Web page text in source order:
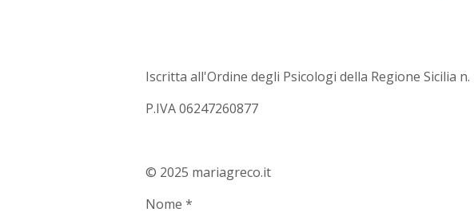
Iscritta all'Ordine degli Psicologi della Regione Sicilia n.
P.IVA 06247260877
© 2025 mariagreco.it
Nome *